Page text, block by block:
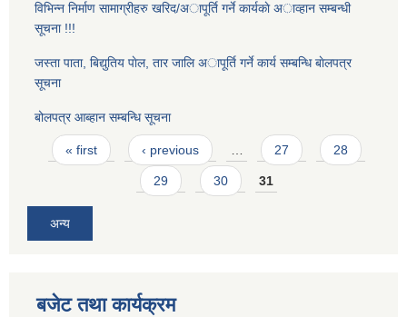
विभिन्न निर्माण सामाग्रीहरु खरिद/अापूर्ति गर्ने कार्यकाे अाव्हान सम्बन्धी
सूचना !!!
जस्ता पाता, बिद्युतिय पाेल, तार जालि अापूर्ति गर्ने कार्य सम्बन्धि बाेलपत्र
सूचना
बोलपत्र आब्हान सम्बन्धि सूचना
Pages
« first ‹ previous … 27 28
29 30 31
अन्य
बजेट तथा कार्यक्रम